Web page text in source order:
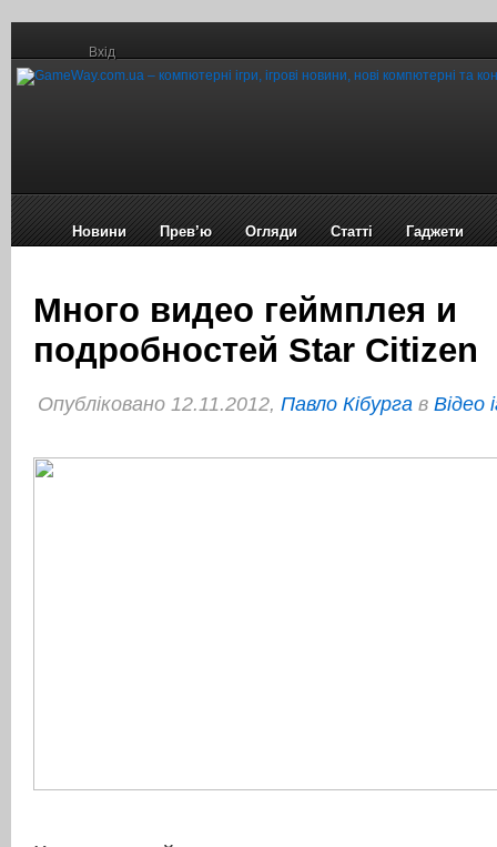
Вхід
Новини Прев’ю Огляди Статті Гаджети
Много видео геймплея и
подробностей Star Citizen
Опубліковано 12.11.2012, Павло Кібурга в Відео